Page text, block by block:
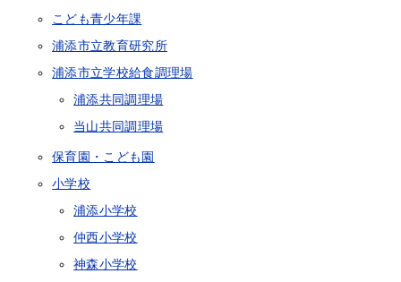
こども青少年課
浦添市立教育研究所
浦添市立学校給食調理場
浦添共同調理場
当山共同調理場
保育園・こども園
小学校
浦添小学校
仲西小学校
神森小学校